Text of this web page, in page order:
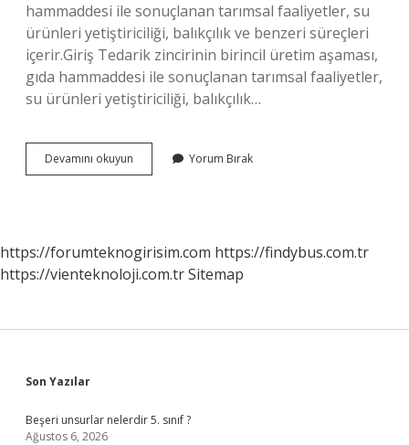
hammaddesi ile sonuçlanan tarımsal faaliyetler, su
ürünleri yetiştiriciliği, balıkçılık ve benzeri süreçleri
içerir.Giriş Tedarik zincirinin birincil üretim aşaması,
gıda hammaddesi ile sonuçlanan tarımsal faaliyetler,
su ürünleri yetiştiriciliği, balıkçılık…
Devamını okuyun
Üretim
Yorum Bırak
https://forumteknogirisim.com https://findybus.com.tr
https://vienteknoloji.com.trSitemap
Sidebar
Son Yazılar
Beşeri unsurlar nelerdir 5. sınıf ?
Ağustos 6, 2026